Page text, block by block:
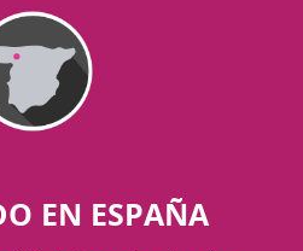
EN ESPAÑA